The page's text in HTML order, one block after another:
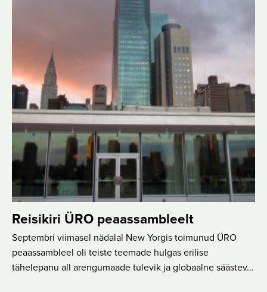
Reisikiri ÜRO peaassambleelt
Septembri viimasel nädalal New Yorgis toimunud ÜRO
peaassambleel oli teiste teemade hulgas erilise
tähelepanu all arengumaade tulevik ja globaalne säästev…